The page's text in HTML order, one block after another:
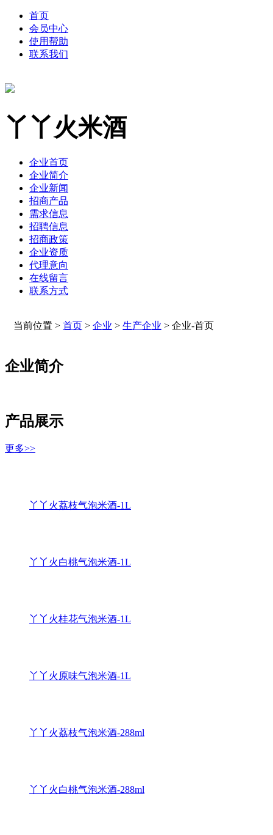
首页
会员中心
使用帮助
联系我们
丫丫火米酒
企业首页
企业简介
企业新闻
招商产品
需求信息
招聘信息
招商政策
企业资质
代理意向
在线留言
联系方式
当前位置 > 首页 > 企业 > 生产企业 > 企业-首页
企业简介
产品展示
更多>>
丫丫火荔枝气泡米酒-1L
丫丫火白桃气泡米酒-1L
丫丫火桂花气泡米酒-1L
丫丫火原味气泡米酒-1L
丫丫火荔枝气泡米酒-288ml
丫丫火白桃气泡米酒-288ml